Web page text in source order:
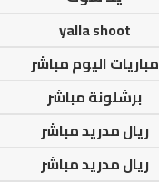
yalla shoot
مباريات اليوم مباشر
برشلونة مباشر
ريال مدريد مباشر
ريال مدريد مباشر